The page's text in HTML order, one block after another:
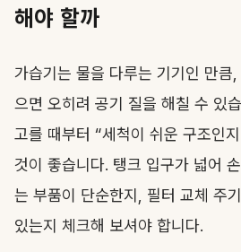
해야 할까
가습기는 물을 다루는 기기인 만큼
으면 오히려 공기 질을 해칠 수 있
고를 때부터 “세척이 쉬운 구조인
것이 좋습니다. 탱크 입구가 넓어
는 부품이 단순한지, 필터 교체 주
있는지 체크해 보셔야 합니다.